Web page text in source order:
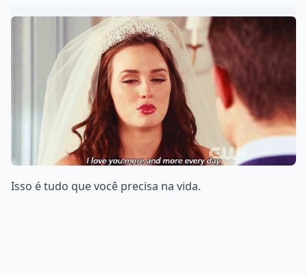
Isso é tudo que você precisa na vida.